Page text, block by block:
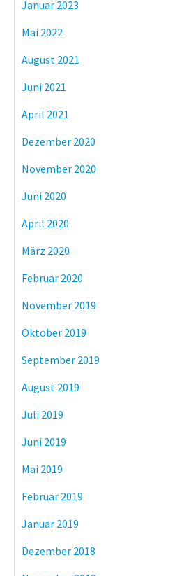
Januar 2023
Mai 2022
August 2021
Juni 2021
April 2021
Dezember 2020
November 2020
Juni 2020
April 2020
März 2020
Februar 2020
November 2019
Oktober 2019
September 2019
August 2019
Juli 2019
Juni 2019
Mai 2019
Februar 2019
Januar 2019
Dezember 2018